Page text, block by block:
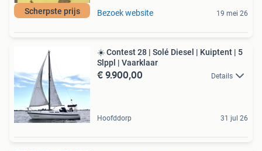
Scherpste prijs Bezoek website 19 mei 26
☀️ Contest 28 | Solé Diesel | Kuiptent | 5
Slppl | Vaarklaar
€ 9.900,00 Details
Hoofddorp 31 jul 26